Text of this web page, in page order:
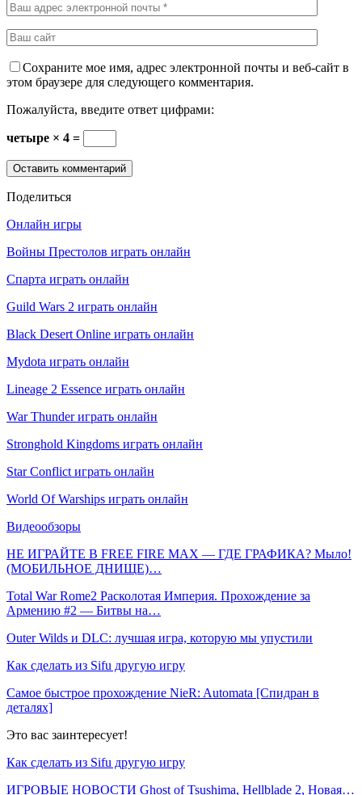
Сохраните мое имя, адрес электронной почты и веб-сайт в
этом браузере для следующего комментария.
Пожалуйста, введите ответ цифрами:
четыре × 4 =
Поделиться
Онлайн игры
Войны Престолов играть онлайн
Спарта играть онлайн
Guild Wars 2 играть онлайн
Black Desert Online играть онлайн
Mydota играть онлайн
Lineage 2 Essence играть онлайн
War Thunder играть онлайн
Stronghold Kingdoms играть онлайн
Star Conflict играть онлайн
World Of Warships играть онлайн
Видеообзоры
НЕ ИГРАЙТЕ В FREE FIRE MAX — ГДЕ ГРАФИКА? Мыло!
(МОБИЛЬНОЕ ДНИЩЕ)…
Total War Rome2 Расколотая Империя. Прохождение за
Армению #2 — Битвы на…
Outer Wilds и DLC: лучшая игра, которую мы упустили
Как сделать из Sifu другую игру
Самое быстрое прохождение NieR: Automata [Спидран в
деталях]
Это вас заинтересует!
Как сделать из Sifu другую игру
ИГРОВЫЕ НОВОСТИ Ghost of Tsushima, Hellblade 2, Новая…